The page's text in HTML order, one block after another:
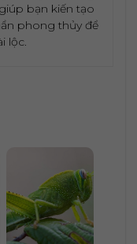
bạn kiến tạo
phong thủy để
lộc.